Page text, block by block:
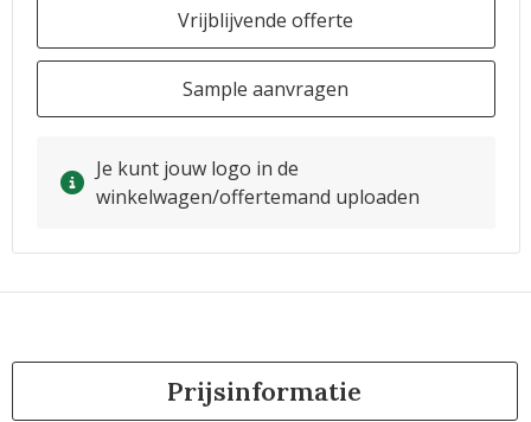
Vrijblijvende offerte
Sample aanvragen
Je kunt jouw logo in de
winkelwagen/offertemand uploaden
Prijsinformatie